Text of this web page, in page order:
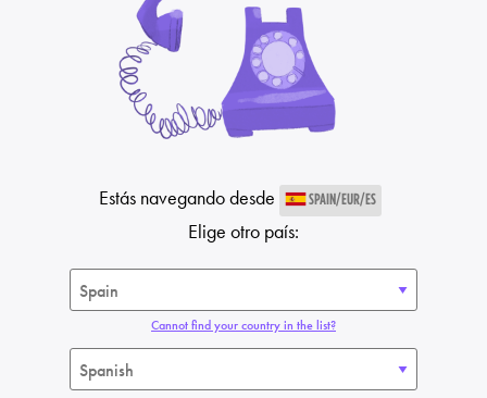
Estás navegando desde SPAIN/EUR/ES
Elige otro país:
Cannot find your country in the list?